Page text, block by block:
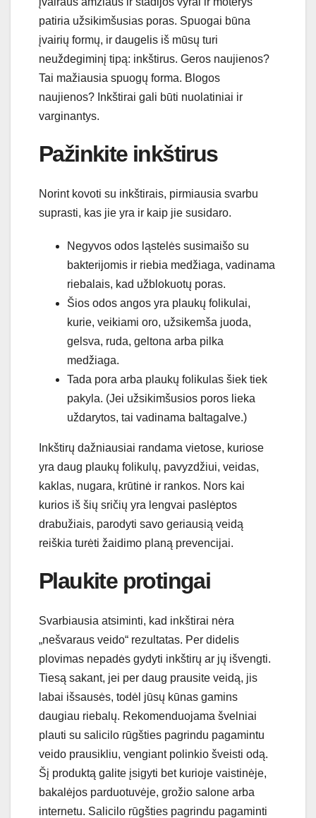
patiria užsikimšusias poras. Spuogai būna
įvairių formų, ir daugelis iš mūsų turi
neuždegiminį tipą: inkštirus. Geros naujienos?
Tai mažiausia spuogų forma. Blogos
naujienos? Inkštirai gali būti nuolatiniai ir
varginantys.
Pažinkite inkštirus
Norint kovoti su inkštirais, pirmiausia svarbu
suprasti, kas jie yra ir kaip jie susidaro.
Negyvos odos ląstelės susimaišo su
bakterijomis ir riebia medžiaga, vadinama
riebalais, kad užblokuotų poras.
Šios odos angos yra plaukų folikulai,
kurie, veikiami oro, užsikemša juoda,
gelsva, ruda, geltona arba pilka
medžiaga.
Tada pora arba plaukų folikulas šiek tiek
pakyla. (Jei užsikimšusios poros lieka
uždarytos, tai vadinama baltagalve.)
Inkštirų dažniausiai randama vietose, kuriose
yra daug plaukų folikulų, pavyzdžiui, veidas,
kaklas, nugara, krūtinė ir rankos. Nors kai
kurios iš šių sričių yra lengvai paslėptos
drabužiais, parodyti savo geriausią veidą
reiškia turėti žaidimo planą prevencijai.
Plaukite protingai
Svarbiausia atsiminti, kad inkštirai nėra
„nešvaraus veido“ rezultatas. Per didelis
plovimas nepadės gydyti inkštirų ar jų išvengti.
Tiesą sakant, jei per daug prausite veidą, jis
labai išsausės, todėl jūsų kūnas gamins
daugiau riebalų. Rekomenduojama švelniai
plauti su salicilo rūgšties pagrindu pagamintu
veido prausikliu, vengiant polinkio šveisti odą.
Šį produktą galite įsigyti bet kurioje vaistinėje,
bakalėjos parduotuvėje, grožio salone arba
internetu. Salicilo rūgšties pagrindu pagaminti